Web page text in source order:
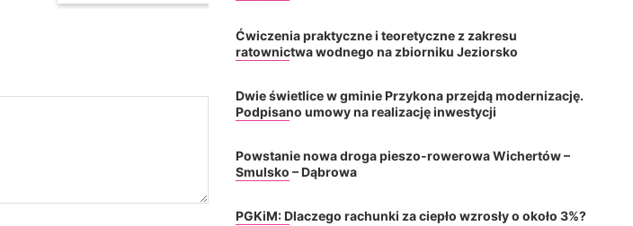
Ćwiczenia praktyczne i teoretyczne z zakresu
ratownictwa wodnego na zbiorniku Jeziorsko
Dwie świetlice w gminie Przykona przejdą modernizację.
Podpisano umowy na realizację inwestycji
Powstanie nowa droga pieszo-rowerowa Wichertów –
Smulsko – Dąbrowa
PGKiM: Dlaczego rachunki za ciepło wzrosły o około 3%?